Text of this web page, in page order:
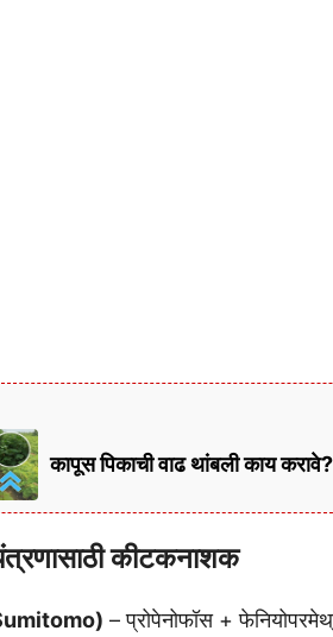
कापूस पिकाची वाढ थांबली काय
कीटकनाशक
– प्रोपेनोफॉस +